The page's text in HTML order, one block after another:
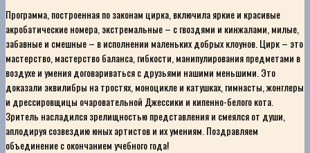
Программа, построенная по законам цирка, включила яркие и красивые
акробатические номера, экстремальные – с гвоздями и кинжалами, милые,
забавные и смешные – в исполнении маленьких добрых клоунов. Цирк – это
мастерство, мастерство баланса, гибкости, манипулирования предметами в
воздухе и умения договариваться с друзьями нашими меньшими. Это
доказали эквилибры на тростях, моноцикле и катушках, гимнасты, жонглеры
и дрессировщицы очаровательной Джессики и кипенно-белого кота.
Зритель насладился зрелищностью представления и смеялся от души,
аплодируя созвездию юных артистов и их умениям. Поздравляем
объединение с окончанием учебного года!